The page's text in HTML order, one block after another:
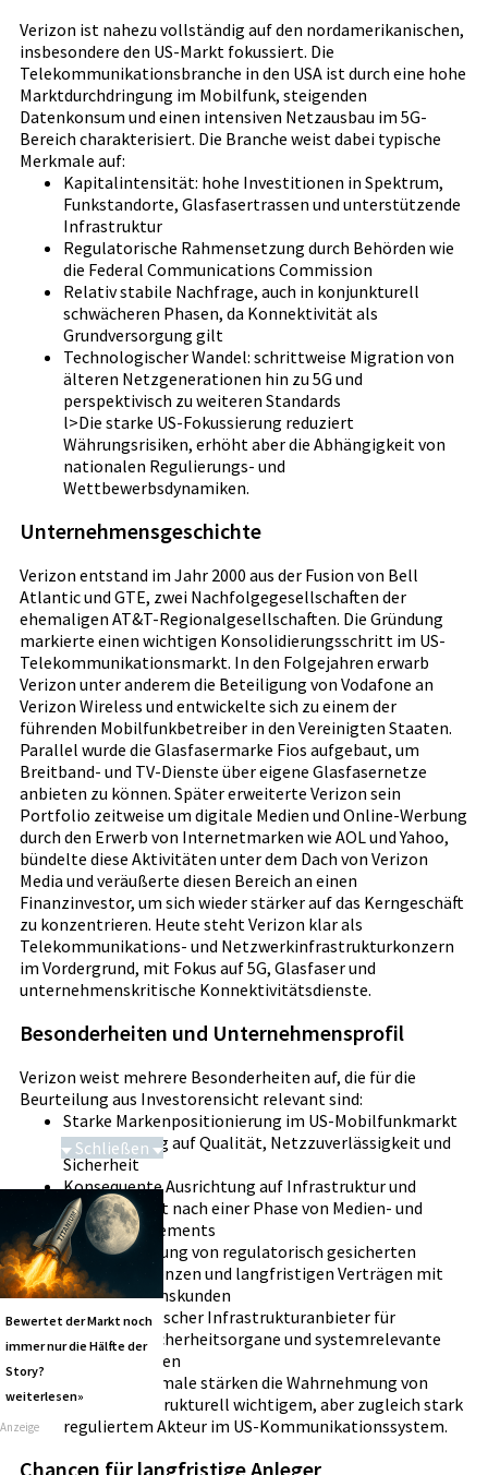
Verizon ist nahezu vollständig auf den nordamerikanischen,
insbesondere den US-Markt fokussiert. Die
Telekommunikationsbranche in den USA ist durch eine hohe
Marktdurchdringung im Mobilfunk, steigenden
Datenkonsum und einen intensiven Netzausbau im 5G-
Bereich charakterisiert. Die Branche weist dabei typische
Merkmale auf:
Kapitalintensität: hohe Investitionen in Spektrum,
Funkstandorte, Glasfasertrassen und unterstützende
Infrastruktur
Regulatorische Rahmensetzung durch Behörden wie
die Federal Communications Commission
Relativ stabile Nachfrage, auch in konjunkturell
schwächeren Phasen, da Konnektivität als
Grundversorgung gilt
Technologischer Wandel: schrittweise Migration von
älteren Netzgenerationen hin zu 5G und
perspektivisch zu weiteren Standards
l>Die starke US-Fokussierung reduziert
Währungsrisiken, erhöht aber die Abhängigkeit von
nationalen Regulierungs- und
Wettbewerbsdynamiken.
Unternehmensgeschichte
Verizon entstand im Jahr 2000 aus der Fusion von Bell
Atlantic und GTE, zwei Nachfolgegesellschaften der
ehemaligen AT&T-Regionalgesellschaften. Die Gründung
markierte einen wichtigen Konsolidierungsschritt im US-
Telekommunikationsmarkt. In den Folgejahren erwarb
Verizon unter anderem die Beteiligung von Vodafone an
Verizon Wireless und entwickelte sich zu einem der
führenden Mobilfunkbetreiber in den Vereinigten Staaten.
Parallel wurde die Glasfasermarke Fios aufgebaut, um
Breitband- und TV-Dienste über eigene Glasfasernetze
anbieten zu können. Später erweiterte Verizon sein
Portfolio zeitweise um digitale Medien und Online-Werbung
durch den Erwerb von Internetmarken wie AOL und Yahoo,
bündelte diese Aktivitäten unter dem Dach von Verizon
Media und veräußerte diesen Bereich an einen
Finanzinvestor, um sich wieder stärker auf das Kerngeschäft
zu konzentrieren. Heute steht Verizon klar als
Telekommunikations- und Netzwerkinfrastrukturkonzern
im Vordergrund, mit Fokus auf 5G, Glasfaser und
unternehmenskritische Konnektivitätsdienste.
Besonderheiten und Unternehmensprofil
Verizon weist mehrere Besonderheiten auf, die für die
Beurteilung aus Investorensicht relevant sind:
Starke Markenpositionierung im US-Mobilfunkmarkt
mit Betonung auf Qualität, Netzzuverlässigkeit und
Sicherheit
Konsequente Ausrichtung auf Infrastruktur und
Konnektivität nach einer Phase von Medien- und
Werbeengagements
Hohe Bedeutung von regulatorisch gesicherten
Spektrumlizenzen und langfristigen Verträgen mit
Unternehmenskunden
Rolle als kritischer Infrastrukturanbieter für
Behörden, Sicherheitsorgane und systemrelevante
Organisationen
l>Diese Merkmale stärken die Wahrnehmung von
Verizon als strukturell wichtigem, aber zugleich stark
reguliertem Akteur im US-Kommunikationssystem.
Chancen für langfristige Anleger
Schließen
Saga bei 0,53 CAD
Bewertet der Markt noch
immer nur die Hälfte der
Story?
weiterlesen»
Anzeige